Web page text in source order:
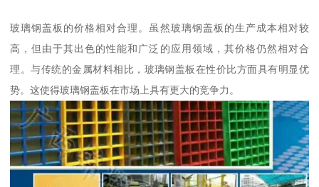
玻璃钢盖板的价格相对合理。虽然玻璃钢盖板的生产成本相对较
高，但由于其出色的性能和广泛的应用领域，其价格仍然相对合
理。与传统的金属材料相比，玻璃钢盖板在性价比方面具有明显优
势。这使得玻璃钢盖板在市场上具有更大的竞争力。